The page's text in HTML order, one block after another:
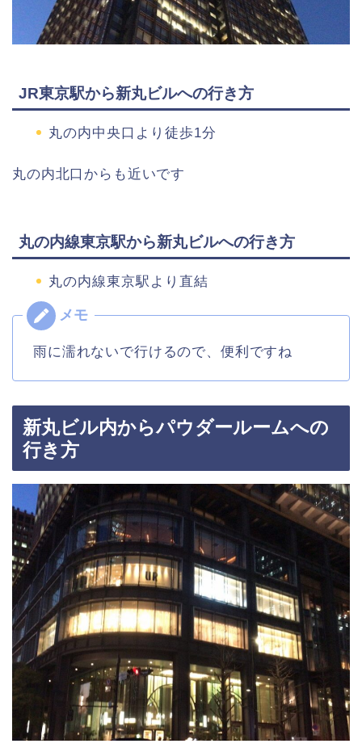
JR東京駅から新丸ビルへの行き方
丸の内中央口より徒歩1分
丸の内北口からも近いです
丸の内線東京駅から新丸ビルへの行き方
丸の内線東京駅より直結
雨に濡れないで行けるので、便利ですね
新丸ビル内からパウダールームへの
行き方